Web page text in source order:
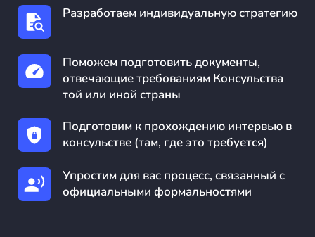
Разработаем индивидуальную стратегию
Поможем подготовить документы,
отвечающие требованиям Консульства
той или иной страны
Подготовим к прохождению интервью в
консульстве (там, где это требуется)
Упростим для вас процесс, связанный с
официальными формальностями